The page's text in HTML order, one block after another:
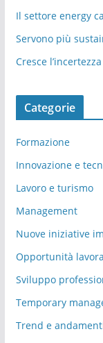
Il settore energy
Servono più
Cresce
Categorie
Formazione
Innovazione e
Lavoro e turismo
Management
Nuove iniziative
Opportunità
Sviluppo
Temporary
Trend e